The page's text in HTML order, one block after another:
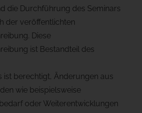
die Durchführung des Seminars
der veröffentlichten
Diese
ist Bestandteil des
ist berechtigt, Änderungen aus
wie beispielsweise
oder Weiterentwicklungen